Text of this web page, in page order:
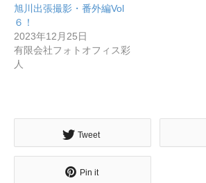
ンラインアジト】
無料で登録したい企業様はこちら
旭川出張撮影・番外編Vol
６！
2023年12月25日
有限会社フォトオフィス彩
人
Tweet
Pin it